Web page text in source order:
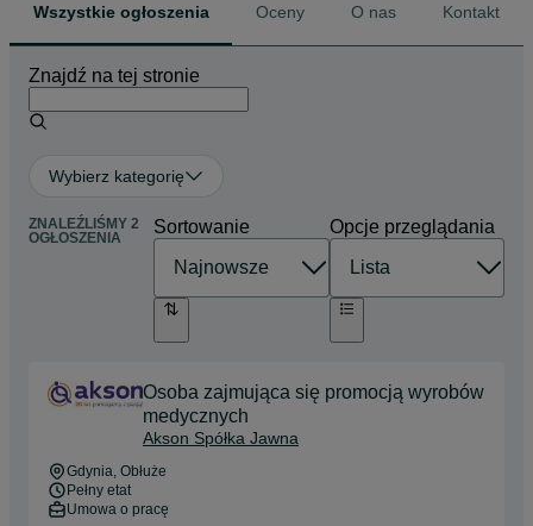
Wszystkie ogłoszenia Oceny O nas Kontakt
Znajdź na tej stronie
Wybierz kategorię
ZNALEŹLIŚMY 2
OGŁOSZENIA
Sortowanie Opcje przeglądania
Osoba zajmująca się promocją wyrobów
medycznych
Akson Spółka Jawna
Gdynia, Obłuże
Pełny etat
Umowa o pracę